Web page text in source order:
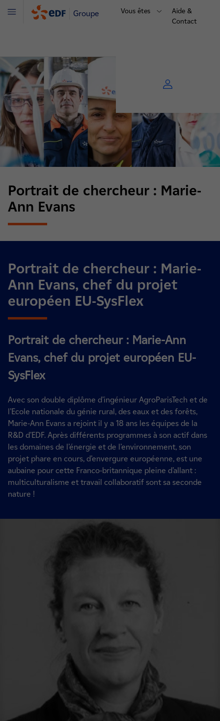
Groupe Vous êtes
Aide &
Contact
Menu
Portrait de chercheur : Marie-
Ann Evans
Portrait de chercheur : Marie-
Ann Evans, chef du projet
européen EU-SysFlex
Portrait de chercheur : Marie-Ann
Evans, chef du projet européen EU-
SysFlex
Avec son double diplôme d’ingénieur AgroParisTech et de
l’Ecole nationale du génie rural, des eaux et des forêts,
Marie-Ann Evans a rejoint il y a 18 ans les équipes de la
R&D d’EDF. Après différents programmes à son actif dans
les domaines de l’énergie et de l’environnement, son
projet phare en cours, d’envergure européenne, est une
aubaine pour cette Franco-britannique pleine d’allant :
multiculturalisme et travail collaboratif sont sa seconde
nature !